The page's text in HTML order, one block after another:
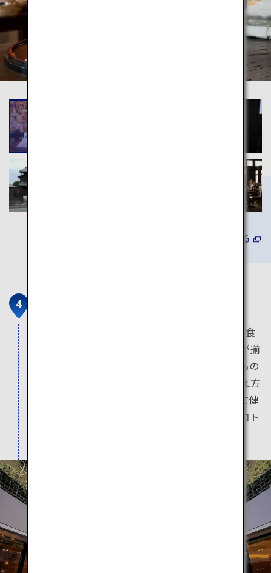
詳しくみる
GOOD NATURE STATIONは京都河原町にある、食
料品や雑貨類のショップやレストラン、ホテルが揃
った複合施設です。楽しみながら健康的で良いもの
を自分らしく取り入れる生活を送ろうという考え方
のもと、「体・心・地域・社会・地球」にとって健
康的で、幸せであることを選択基準に、モノやコト